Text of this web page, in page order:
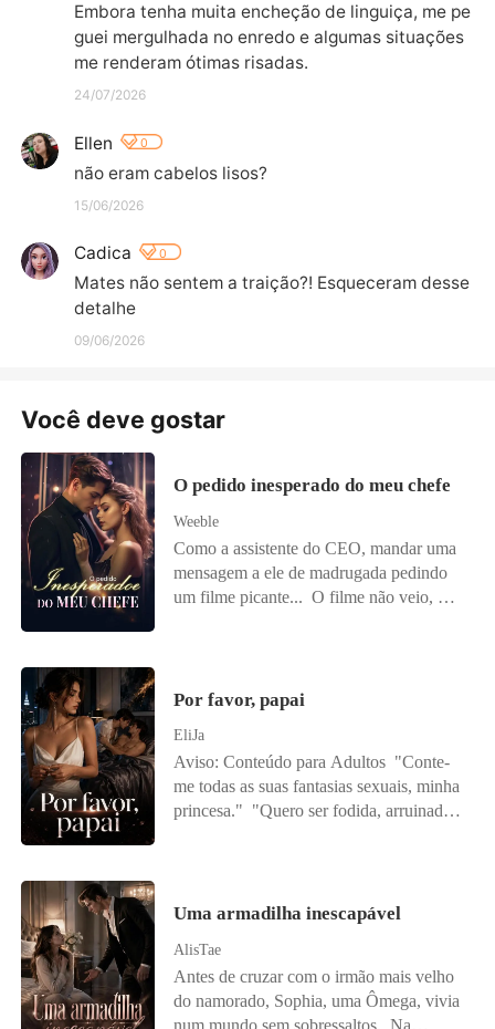
Embora tenha muita encheção de linguiça, me pe
guei mergulhada no enredo e algumas situações
me renderam ótimas risadas.
24/07/2026
Ellen 0
não eram cabelos lisos?
15/06/2026
Cadica 0
Mates não sentem a traição?! Esqueceram desse
detalhe
09/06/2026
Você deve gostar
O pedido inesperado do meu chefe
Weeble
Como a assistente do CEO, mandar uma
mensagem a ele de madrugada pedindo
um filme picante... O filme não veio, mas
Bethany já se preparava para ser
se comigo." "Senhor Bates, você não
está brincando, né?!"
Por favor, papai
EliJa
Aviso: Conteúdo para Adultos "Conte-
me todas as suas fantasias sexuais, minha
princesa." "Quero ser fodida, arruinada,
Grace desmoronou na noite em que
Embriagada, devastada e desesperada
para esquecer, ela entrou no quarto de
hotel errado e foi parar nos braços de
Uma armadilha inescapável
AlisTae
Antes de cruzar com o irmão mais velho
do namorado, Sophia, uma Ômega, vivia
num mundo sem sobressaltos. Na